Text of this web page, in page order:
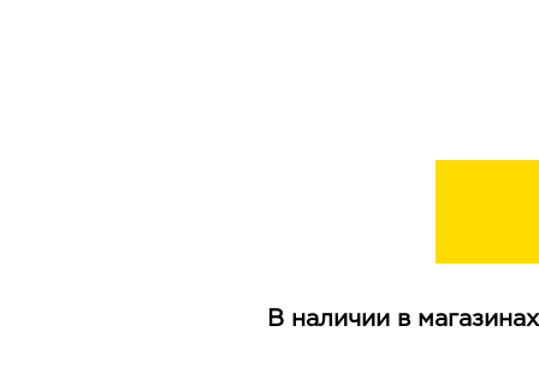
В наличии в